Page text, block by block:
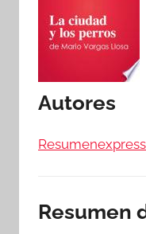
Autores
Resumen